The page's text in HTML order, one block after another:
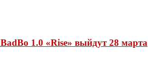
1.0 «Rise» выйдут 28 марта